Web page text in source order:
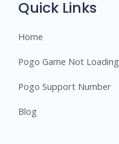
Quick Links
Home
Pogo Game Not Loading
Pogo Support Number
Blog